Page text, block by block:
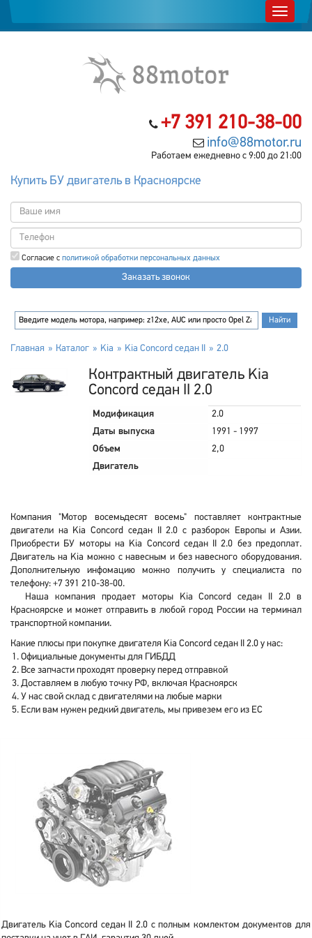
+7 391 210-38-00
info@88motor.ru
Работаем ежедневно с 9:00 до 21:00
Купить БУ двигатель в Красноярске
Согласие с политикой обработки персональных данных
Заказать звонок
Главная Каталог Kia Kia Concord седан II 2.0
Контрактный двигатель Kia
Concord седан II 2.0
Модификация
2.0
Даты выпуска
1991 - 1997
Объем
2,0
Двигатель
Компания "Мотор восемьдесят восемь" поставляет контрактные
двигатели на Kia Concord седан II 2.0 с разборок Европы и Азии.
Приобрести БУ моторы на Kia Concord седан II 2.0 без предоплат.
Двигатель на Kia можно с навесным и без навесного оборудования.
Дополнительную инфомацию можно получить у специалиста по
телефону: +7 391 210-38-00.
Наша компания продает моторы Kia Concord седан II 2.0 в
Красноярске и может отправить в любой город России на терминал
транспортной компании.
Какие плюсы при покупке двигателя Kia Concord седан II 2.0 у нас:
Официальные документы для ГИБДД
Все запчасти проходят проверку перед отправкой
Доставляем в любую точку РФ, включая Красноярск
У нас свой склад с двигателями на любые марки
Если вам нужен редкий двигатель, мы привезем его из ЕС
Двигатель Kia Concord седан II 2.0 с полным комлектом документов для